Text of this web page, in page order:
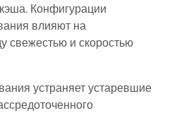
Конфигурации
влияют на
свежестью и скоростью
устраняет устаревшие